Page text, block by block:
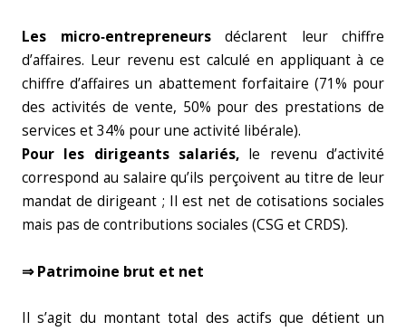
Les micro‑entrepreneursdéclarent leur chiffre
d’affaires. Leur revenu est calculé en appliquant à ce
chiffre d’affaires un abattement forfaitaire (71% pour
des activités de vente, 50% pour des prestations de
services et 34% pour une activité libérale).
Pour les dirigeants salariés, le revenu d’activité
correspond au salaire qu’ils perçoivent au titre de leur
mandat de dirigeant ; Il est net de cotisations sociales
mais pas de contributions sociales (CSG et CRDS).
⇒ Patrimoine brut et net
Il s’agit du montant total des actifs que détient un